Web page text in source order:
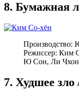
8. Бумажная
Производство:
Режиссер: Ким
Ю Сон, Ли
7. Худшее